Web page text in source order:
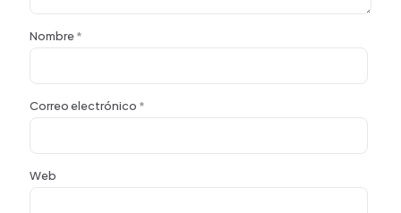
Nombre*
Correo electrónico *
Web